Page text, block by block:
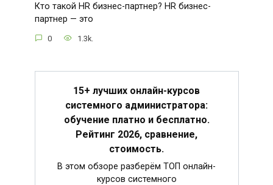
Кто такой HR бизнес-партнер? HR бизнес-
партнер — это
0 1.3k.
15+ лучших онлайн-курсов
системного администратора:
обучение платно и бесплатно.
Рейтинг 2026, сравнение,
стоимость.
В этом обзоре разберём ТОП онлайн-
курсов системного